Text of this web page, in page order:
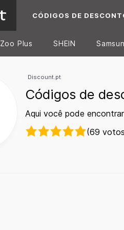
CÓDIGOS DE
Zoo Plus SHEIN
Discount.pt
Códigos de
Aqui você pode
(69